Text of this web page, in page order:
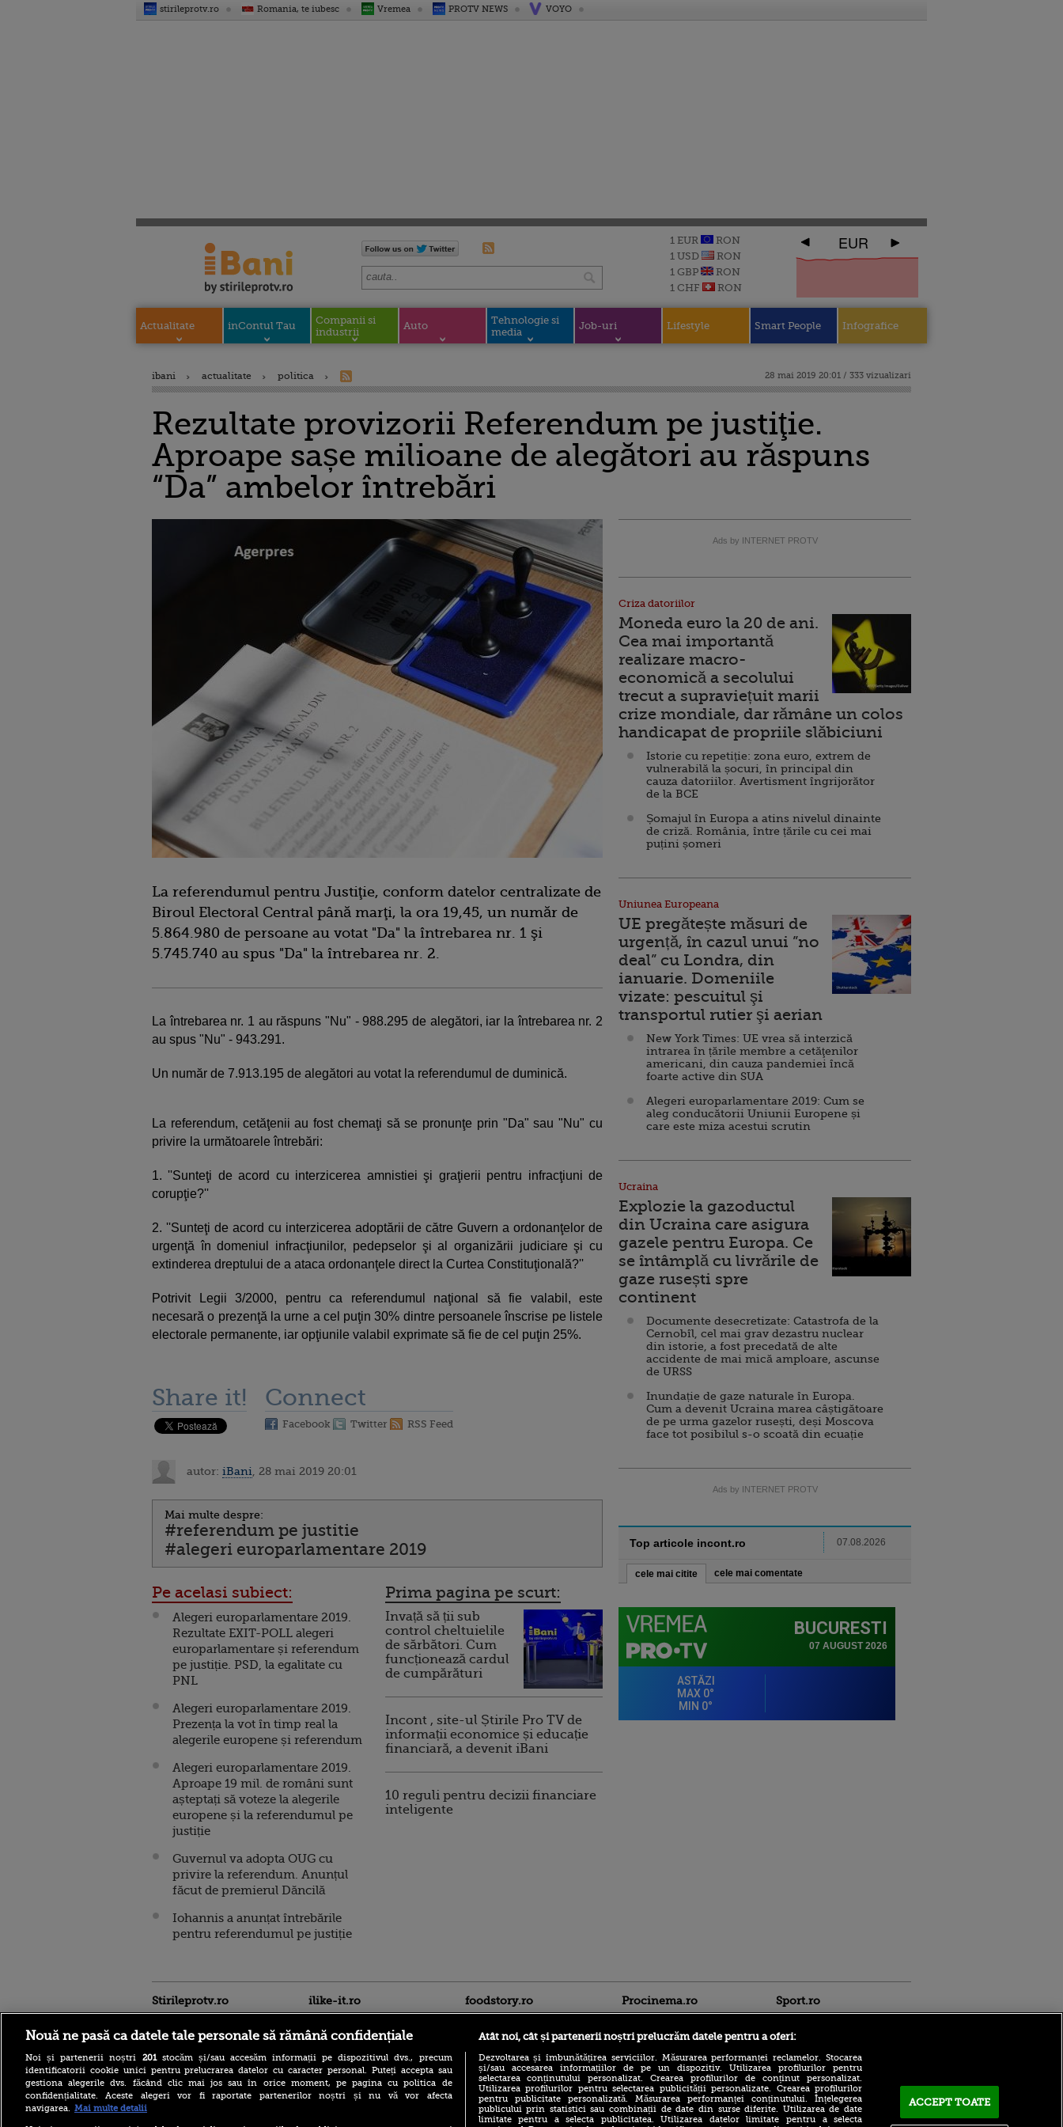
stirileprotv.ro Romania, te iubesc Vremea PROTV NEWS VOYO
1 EUR
RON
1 USD
RON
1 GBP
RON
1 CHF
RON
EUR
Actualitate inContul Tau
Companii si
industrii
Auto
Tehnologie si
media
Job-uri Lifestyle Smart People Infografice
ibani actualitate politica 28 mai 2019 20:01 / 333 vizualizari
Rezultate provizorii Referendum pe justiţie.
Aproape sașe milioane de alegători au răspuns
“Da” ambelor întrebări
La referendumul pentru Justiţie, conform datelor centralizate de
Biroul Electoral Central până marţi, la ora 19,45, un număr de
5.864.980 de persoane au votat "Da" la întrebarea nr. 1 şi
5.745.740 au spus "Da" la întrebarea nr. 2.
La întrebarea nr. 1 au răspuns "Nu" - 988.295 de alegători, iar la întrebarea nr. 2
au spus "Nu" - 943.291.
Un număr de 7.913.195 de alegători au votat la referendumul de duminică.
La referendum, cetăţenii au fost chemaţi să se pronunţe prin "Da" sau "Nu" cu
privire la următoarele întrebări:
1. ''Sunteţi de acord cu interzicerea amnistiei şi graţierii pentru infracţiuni de
corupţie?''
2. ''Sunteţi de acord cu interzicerea adoptării de către Guvern a ordonanţelor de
urgenţă în domeniul infracţiunilor, pedepselor şi al organizării judiciare şi cu
extinderea dreptului de a ataca ordonanţele direct la Curtea Constituţională?''
Potrivit Legii 3/2000, pentru ca referendumul naţional să fie valabil, este
necesară o prezenţă la urne a cel puţin 30% dintre persoanele înscrise pe listele
electorale permanente, iar opţiunile valabil exprimate să fie de cel puţin 25%.
Share it! Connect
Facebook Twitter RSS Feed
autor: iBani , 28 mai 2019 20:01
Mai multe despre:
#referendum pe justitie
#alegeri europarlamentare 2019
Pe acelasi subiect:
Alegeri europarlamentare 2019.
Rezultate EXIT-POLL alegeri
europarlamentare și referendum
pe justiție. PSD, la egalitate cu
PNL
Alegeri europarlamentare 2019.
Prezența la vot în timp real la
alegerile europene și referendum
Alegeri europarlamentare 2019.
Aproape 19 mil. de români sunt
așteptați să voteze la alegerile
europene și la referendumul pe
justiție
Guvernul va adopta OUG cu
privire la referendum. Anunțul
făcut de premierul Dăncilă
Iohannis a anunțat întrebările
pentru referendumul pe justiție
Prima pagina pe scurt:
Invață să ții sub
control cheltuielile
de sărbători. Cum
funcționează cardul
de cumpărături
Incont , site-ul Știrile Pro TV de
informații economice și educație
financiară, a devenit iBani
10 reguli pentru decizii financiare
inteligente
Ads by INTERNET PROTV
Criza datoriilor
Moneda euro la 20 de ani.
Cea mai importantă
realizare macro-
economică a secolului
trecut a supraviețuit marii
crize mondiale, dar rămâne un colos
handicapat de propriile slăbiciuni
Istorie cu repetiție: zona euro, extrem de
vulnerabilă la șocuri, în principal din
cauza datoriilor. Avertisment îngrijorător
de la BCE
Șomajul în Europa a atins nivelul dinainte
de criză. România, între țările cu cei mai
puțini șomeri
Uniunea Europeana
UE pregătește măsuri de
urgență, în cazul unui ”no
deal” cu Londra, din
ianuarie. Domeniile
vizate: pescuitul şi
transportul rutier şi aerian
New York Times: UE vrea să interzică
intrarea în țările membre a cetăţenilor
americani, din cauza pandemiei încă
foarte active din SUA
Alegeri europarlamentare 2019: Cum se
aleg conducătorii Uniunii Europene și
care este miza acestui scrutin
Ucraina
Explozie la gazoductul
din Ucraina care asigura
gazele pentru Europa. Ce
se întâmplă cu livrările de
gaze rusești spre
continent
Documente desecretizate: Catastrofa de la
Cernobîl, cel mai grav dezastru nuclear
din istorie, a fost precedată de alte
accidente de mai mică amploare, ascunse
de URSS
Inundație de gaze naturale în Europa.
Cum a devenit Ucraina marea câștigătoare
de pe urma gazelor rusești, deși Moscova
face tot posibilul s-o scoată din ecuație
Ads by INTERNET PROTV
Top articole incont.ro 07.08.2026
cele mai citite cele mai comentate
Stirileprotv.ro ilike-it.ro foodstory.ro
(P) Descoperă Lumea
Procinema.ro
Emoții intense pentru
Sport.ro
Marius Șumudică ajunge la
Cluj în această seară!
Contractul pregătit de
Nouă ne pasă ca datele tale personale să rămână confidențiale
Noi și partenerii noștri 201stocăm și/sau accesăm informații pe dispozitivul dvs., precum
identificatorii cookie unici pentru prelucrarea datelor cu caracter personal. Puteți accepta sau
gestiona alegerile dvs. făcând clic mai jos sau în orice moment, pe pagina cu politica de
confidențialitate. Aceste alegeri vor fi raportate partenerilor noștri și nu vă vor afecta
navigarea. Mai multe detalii
Atât noi, cât și partenerii noștri prelucrăm datele pentru a oferi:
Dezvoltarea și îmbunătățirea serviciilor. Măsurarea performanței reclamelor. Stocarea
și/sau accesarea informațiilor de pe un dispozitiv. Utilizarea profilurilor pentru
selectarea conținutului personalizat. Crearea profilurilor de conținut personalizat.
Utilizarea profilurilor pentru selectarea publicității personalizate. Crearea profilurilor
pentru publicitate personalizată. Măsurarea performanței conținutului. Înțelegerea
publicului prin statistici sau combinații de date din surse diferite. Utilizarea de date
limitate pentru a selecta publicitatea. Utilizarea datelor limitate pentru a selecta
ACCEPT TOATE